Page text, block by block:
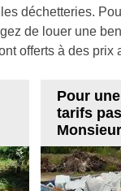
déchetteries.
de louer une
offerts à des prix
Pour
tarifs